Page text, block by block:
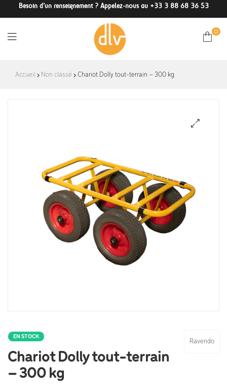
Besoin d'un renseignement ? Appelez-nous au +33 3 88 68 36 53
DLV-
0
Accueil Non classé Chariot Dolly tout-terrain – 300 kg
Ravendo
EN STOCK
Chariot Dolly tout-terrain
– 300 kg